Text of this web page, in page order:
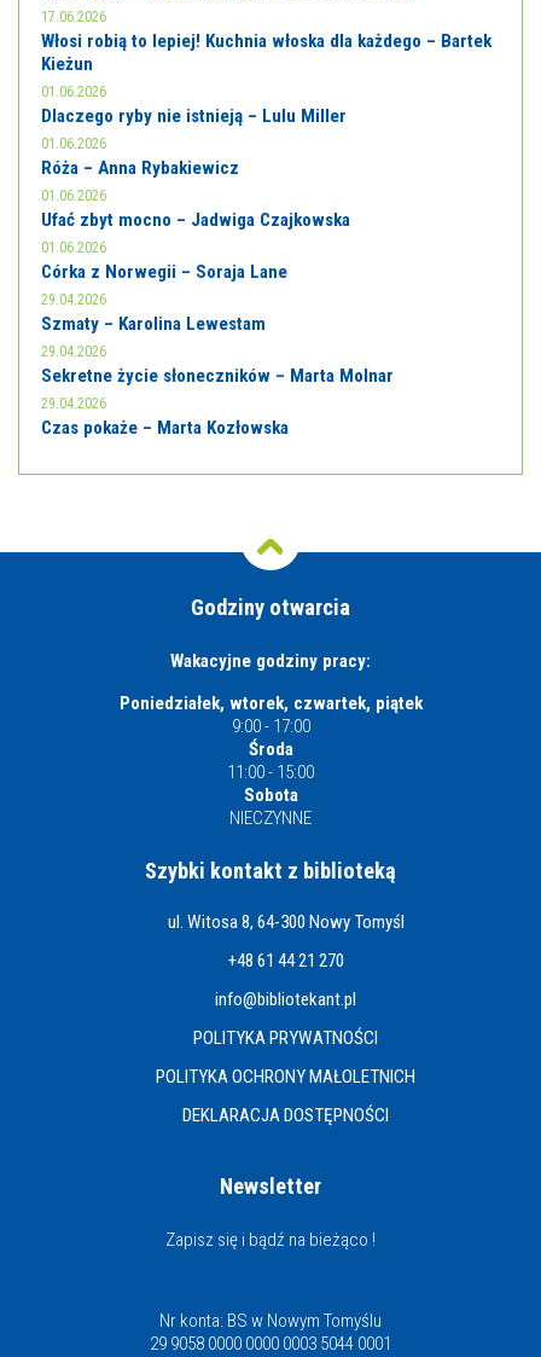
17.06.2026
Włosi robią to lepiej! Kuchnia włoska dla każdego – Bartek
Kieżun
01.06.2026
Dlaczego ryby nie istnieją – Lulu Miller
01.06.2026
Róża – Anna Rybakiewicz
01.06.2026
Ufać zbyt mocno – Jadwiga Czajkowska
01.06.2026
Córka z Norwegii – Soraja Lane
29.04.2026
Szmaty – Karolina Lewestam
29.04.2026
Sekretne życie słoneczników – Marta Molnar
29.04.2026
Czas pokaże – Marta Kozłowska
Godziny otwarcia
Wakacyjne godziny pracy:
Poniedziałek, wtorek, czwartek, piątek
9:00 - 17:00
Środa
11:00 - 15:00
Sobota
NIECZYNNE
Szybki kontakt z biblioteką
ul. Witosa 8, 64-300 Nowy Tomyśl
+48 61 44 21 270
info@bibliotekant.pl
POLITYKA PRYWATNOŚCI
POLITYKA OCHRONY MAŁOLETNICH
DEKLARACJA DOSTĘPNOŚCI
Newsletter
Zapisz się i bądź na bieżąco !
Nr konta: BS w Nowym Tomyślu
29 9058 0000 0000 0003 5044 0001